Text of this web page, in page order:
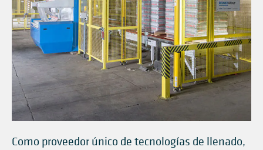
Como proveedor único de tecnologías de llenado,